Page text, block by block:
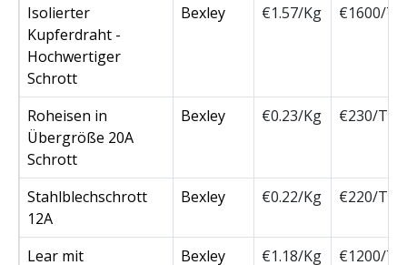
Isolierter
Kupferdraht -
Hochwertiger
Schrott
Bexley €1.57/Kg €1600/
Roheisen in
Übergröße 20A
Schrott
Bexley €0.23/Kg €230/Ton
Stahlblechschrott
12A
Bexley €0.22/Kg €220/Ton
Lear mit
Bexley €1.18/Kg €1200/